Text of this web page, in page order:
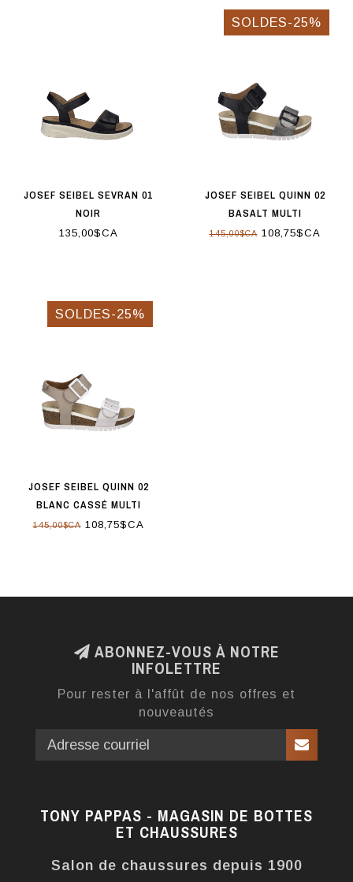
JOSEF SEIBEL SEVRAN 01
NOIR
135,00$CA
SOLDES-25%
JOSEF SEIBEL QUINN 02
BASALT MULTI
145,00$CA108,75$CA
SOLDES-25%
JOSEF SEIBEL QUINN 02
BLANC CASSÉ MULTI
145,00$CA108,75$CA
ABONNEZ-VOUS À NOTRE
INFOLETTRE
Pour rester à l'affût de nos offres et
nouveautés
TONY PAPPAS - MAGASIN DE BOTTES
ET CHAUSSURES
Salon de chaussures depuis 1900